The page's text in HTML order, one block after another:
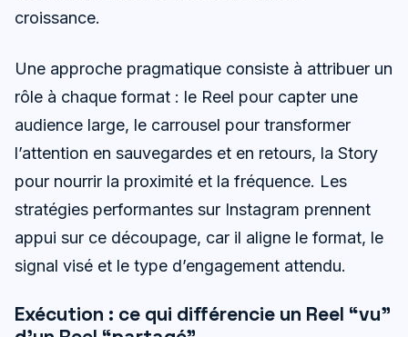
croissance.
Une approche pragmatique consiste à attribuer un
rôle à chaque format : le Reel pour capter une
audience large, le carrousel pour transformer
l’attention en sauvegardes et en retours, la Story
pour nourrir la proximité et la fréquence. Les
stratégies performantes sur Instagram prennent
appui sur ce découpage, car il aligne le format, le
signal visé et le type d’engagement attendu.
Exécution : ce qui différencie un Reel “vu”